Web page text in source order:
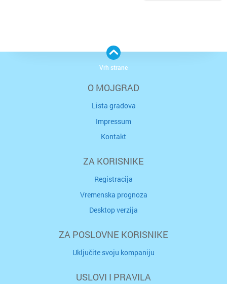
O MOJGRAD
Lista gradova
Impressum
Kontakt
ZA KORISNIKE
Registracija
Vremenska prognoza
Desktop verzija
ZA POSLOVNE KORISNIKE
Uključite svoju kompaniju
USLOVI I PRAVILA
Vrh strane